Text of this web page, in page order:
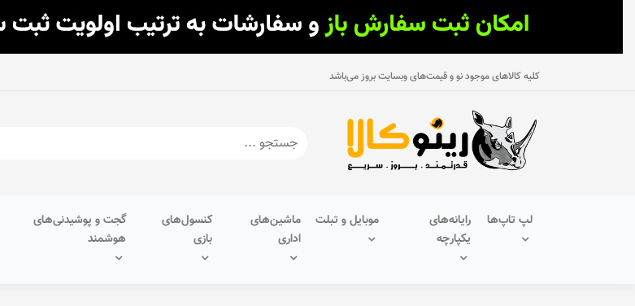
کلیه کالاهای موجود نو و قیمت‌های وبسایت بروز می‌باشد
لپ تاپ‌ها
رایانه‌های
یکپارچه
موبایل و تبلت
ماشین‌های
اداری
کنسول‌های
بازی
گجت و پوشیدنی‌های
هوشمند